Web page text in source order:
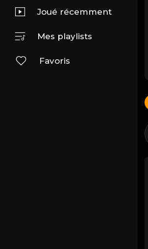
Joué récemment
Mes playlists
Favoris